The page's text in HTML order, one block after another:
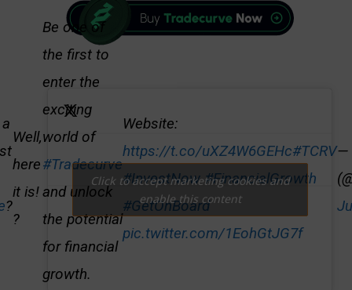
?
Well,
here
it is!
?
Be one of
the first to
enter the
exciting
world of
#Tradecurve
and unlock
the potential
for financial
growth.
Website:
https://t.co/uXZ4W6GEHc#TCRV
#InvestNow #FinancialGrowth
#GetOnBoard
pic.twitter.com/1EohGtJG7f
—
Click to accept marketing cookies and
enable this content